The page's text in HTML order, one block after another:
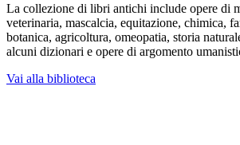
La collezione di libri antichi include opere di
veterinaria, mascalcia, equitazione, chimica,
botanica, agricoltura, omeopatia, storia
alcuni dizionari e opere di argomento
Vai alla biblioteca